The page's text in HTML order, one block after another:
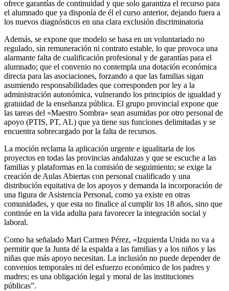
ofrece garantías de continuidad y que solo garantiza el recurso para
el alumnado que ya disponía de él el curso anterior, dejando fuera a
los nuevos diagnósticos en una clara exclusión discriminatoria
Además, se expone que modelo se basa en un voluntariado no
regulado, sin remuneración ni contrato estable, lo que provoca una
alarmante falta de cualificación profesional y de garantías para el
alumnado; que el convenio no contempla una dotación económica
directa para las asociaciones, forzando a que las familias sigan
asumiendo responsabilidades que corresponden por ley a la
administración autonómica, vulnerando los principios de igualdad y
gratuidad de la enseñanza pública. El grupo provincial expone que
las tareas del «Maestro Sombra» sean asumidas por otro personal de
apoyo (PTIS, PT, AL) que ya tiene sus funciones delimitadas y se
encuentra sobrecargado por la falta de recursos.
La moción reclama la aplicación urgente e igualitaria de los
proyectos en todas las provincias andaluzas y que se escuche a las
familias y plataformas en la comisión de seguimiento; se exige la
creación de Aulas Abiertas con personal cualificado y una
distribución equitativa de los apoyos y demanda la incorporación de
una figura de Asistencia Personal, como ya existe en otras
comunidades, y que esta no finalice al cumplir los 18 años, sino que
continúe en la vida adulta para favorecer la integración social y
laboral.
Como ha señalado Mari Carmen Pérez, «Izquierda Unida no va a
permitir que la Junta dé la espalda a las familias y a los niños y las
niñas que más apoyo necesitan. La inclusión no puede depender de
convenios temporales ni del esfuerzo económico de los padres y
madres; es una obligación legal y moral de las instituciones
públicas”.